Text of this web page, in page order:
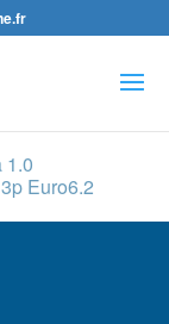
1.0
Euro6.2